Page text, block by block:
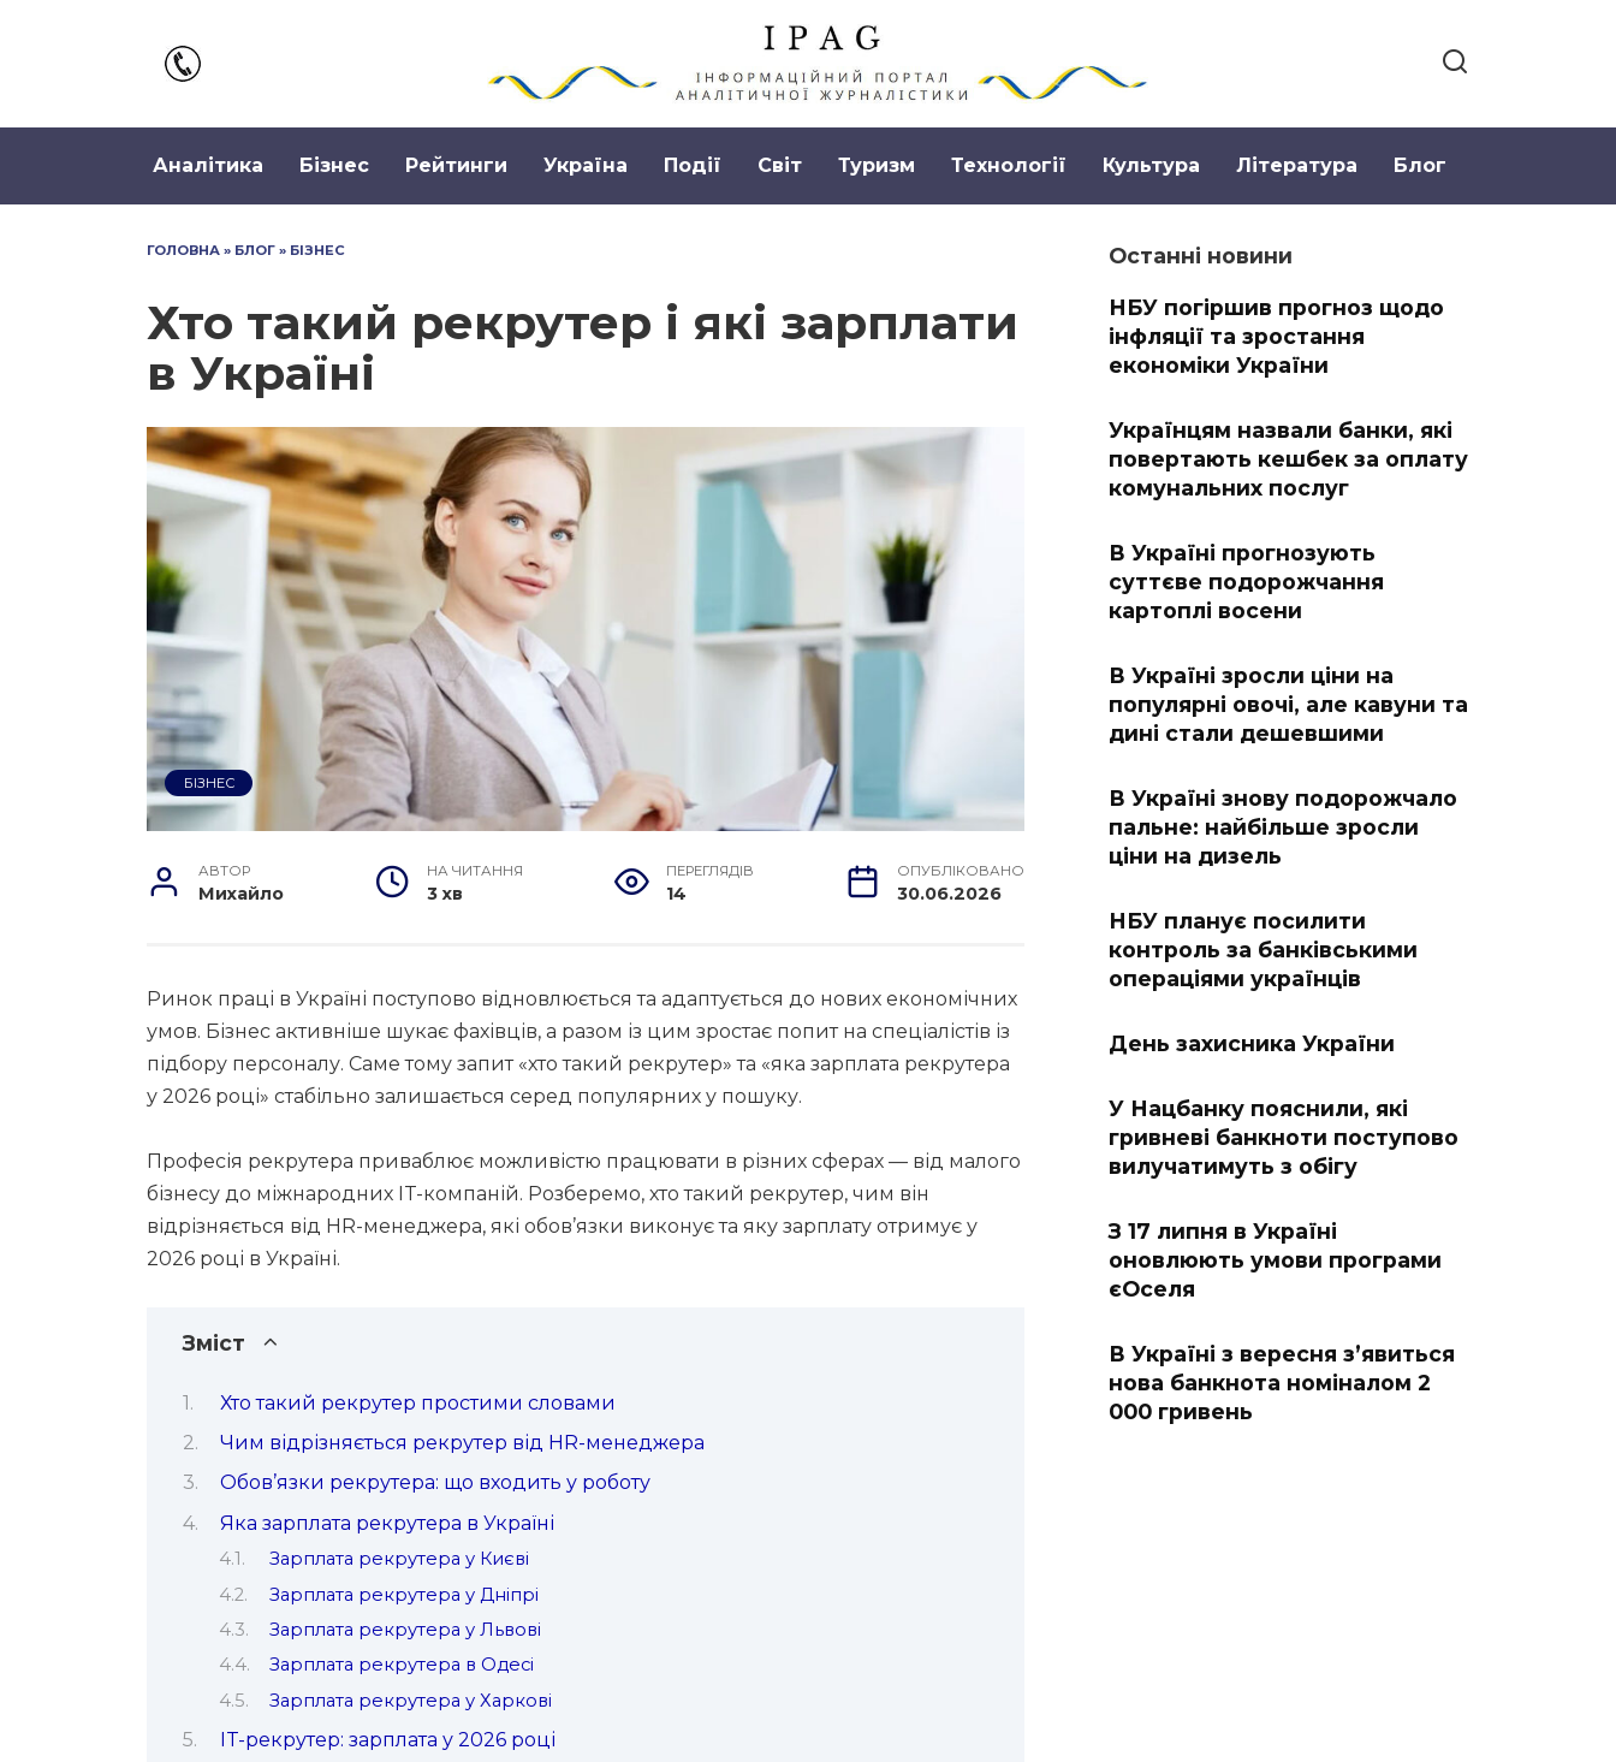
Аналітика Бізнес Рейтинги Україна Події Світ Туризм Технології Культура Література Блог
ГОЛОВНА » БЛОГ » БІЗНЕС
Хто такий рекрутер і які зарплати
в Україні
БІЗНЕС
АВТОР
Михайло
НА ЧИТАННЯ
3 хв
ПЕРЕГЛЯДІВ
14
ОПУБЛІКОВАНО
30.06.2026
Ринок праці в Україні поступово відновлюється та адаптується до нових економічних
умов. Бізнес активніше шукає фахівців, а разом із цим зростає попит на спеціалістів із
підбору персоналу. Саме тому запит «хто такий рекрутер» та «яка зарплата рекрутера
у 2026 році» стабільно залишається серед популярних у пошуку.
Професія рекрутера приваблює можливістю працювати в різних сферах — від малого
бізнесу до міжнародних IT-компаній. Розберемо, хто такий рекрутер, чим він
відрізняється від HR-менеджера, які обов’язки виконує та яку зарплату отримує у
2026 році в Україні.
Зміст
Хто такий рекрутер простими словами
Чим відрізняється рекрутер від HR-менеджера
Обов’язки рекрутера: що входить у роботу
Яка зарплата рекрутера в Україні
Зарплата рекрутера у Києві
Зарплата рекрутера у Дніпрі
Зарплата рекрутера у Львові
Зарплата рекрутера в Одесі
Зарплата рекрутера у Харкові
IT-рекрутер: зарплата у 2026 році
Останні новини
НБУ погіршив прогноз щодо
інфляції та зростання
економіки України
Українцям назвали банки, які
повертають кешбек за оплату
комунальних послуг
В Україні прогнозують
суттєве подорожчання
картоплі восени
В Україні зросли ціни на
популярні овочі, але кавуни та
дині стали дешевшими
В Україні знову подорожчало
пальне: найбільше зросли
ціни на дизель
НБУ планує посилити
контроль за банківськими
операціями українців
День захисника України
У Нацбанку пояснили, які
гривневі банкноти поступово
вилучатимуть з обігу
З 17 липня в Україні
оновлюють умови програми
єОселя
В Україні з вересня з’явиться
нова банкнота номіналом 2
000 гривень